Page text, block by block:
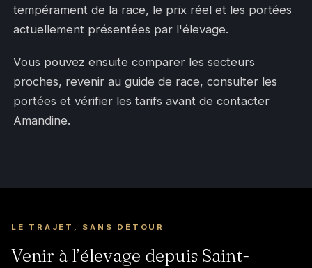
tempérament de la race, le prix réel et les portées
actuellement présentées par l'élevage.
Vous pouvez ensuite comparer les secteurs
proches, revenir au guide de race, consulter les
portées et vérifier les tarifs avant de contacter
Amandine.
LE TRAJET, SANS DÉTOUR
Venir à l’élevage depuis Saint-